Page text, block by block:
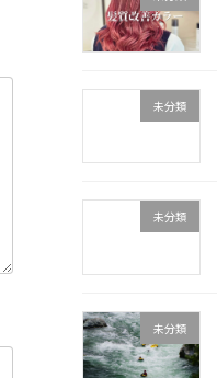
未分類
未分類
未分類